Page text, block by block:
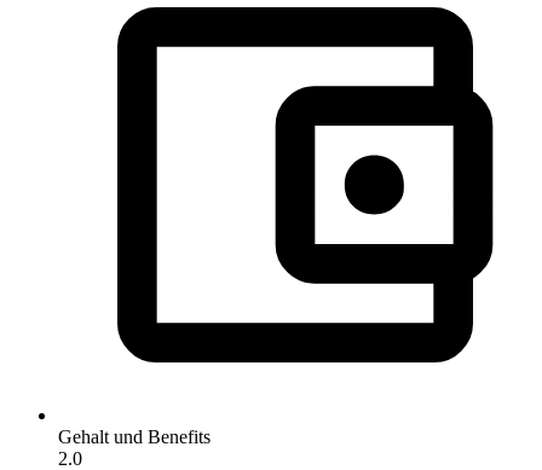
Gehalt und Benefits
2.0